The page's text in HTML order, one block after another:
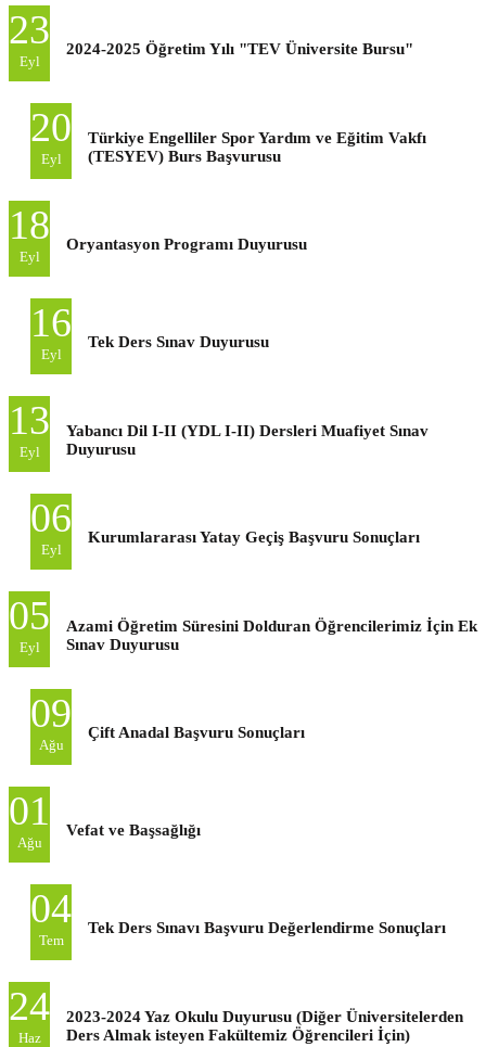
23
Eyl
2024-2025 Öğretim Yılı "TEV Üniversite Bursu"
20
Eyl
Türkiye Engelliler Spor Yardım ve Eğitim Vakfı
(TESYEV) Burs Başvurusu
18
Eyl
Oryantasyon Programı Duyurusu
16
Eyl
Tek Ders Sınav Duyurusu
13
Eyl
Yabancı Dil I-II (YDL I-II) Dersleri Muafiyet Sınav
Duyurusu
06
Eyl
Kurumlararası Yatay Geçiş Başvuru Sonuçları
05
Eyl
Azami Öğretim Süresini Dolduran Öğrencilerimiz İçin Ek
Sınav Duyurusu
09
Ağu
Çift Anadal Başvuru Sonuçları
01
Ağu
Vefat ve Başsağlığı
04
Tem
Tek Ders Sınavı Başvuru Değerlendirme Sonuçları
24
Haz
2023-2024 Yaz Okulu Duyurusu (Diğer Üniversitelerden
Ders Almak isteyen Fakültemiz Öğrencileri İçin)